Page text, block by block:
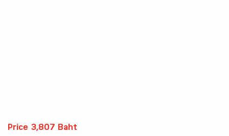
Price 3,807 Baht